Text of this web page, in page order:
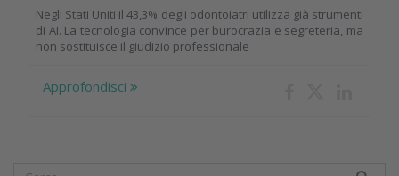
Negli Stati Uniti il 43,3% degli odontoiatri utilizza già strumenti
di AI. La tecnologia convince per burocrazia e segreteria, ma
non sostituisce il giudizio professionale
Approfondisci